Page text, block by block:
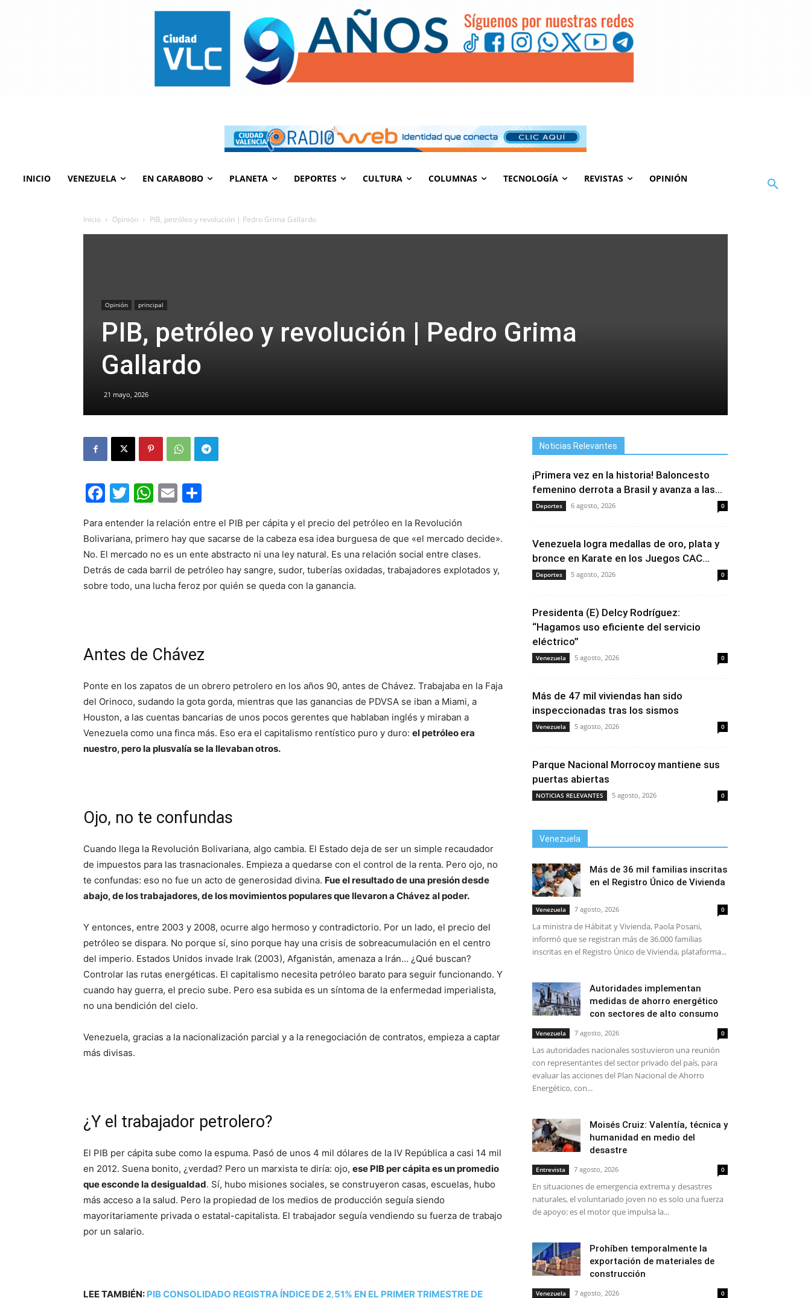
INICIO VENEZUELA EN CARABOBO PLANETA DEPORTES CULTURA COLUMNAS TECNOLOGÍA REVISTAS OPINIÓN
Inicio Opinión PIB, petróleo y revolución | Pedro Grima Gallardo
Opinión principal
PIB, petróleo y revolución | Pedro Grima
Gallardo
21 mayo, 2026
Facebook
Twitter
WhatsApp
Email
Para entender la relación entre el PIB per cápita y el precio del petróleo en la Revolución
Bolivariana, primero hay que sacarse de la cabeza esa idea burguesa de que «el mercado decide».
No. El mercado no es un ente abstracto ni una ley natural. Es una relación social entre clases.
Detrás de cada barril de petróleo hay sangre, sudor, tuberías oxidadas, trabajadores explotados y,
sobre todo, una lucha feroz por quién se queda con la ganancia.
Antes de Chávez
Ponte en los zapatos de un obrero petrolero en los años 90, antes de Chávez. Trabajaba en la Faja
del Orinoco, sudando la gota gorda, mientras que las ganancias de PDVSA se iban a Miami, a
Houston, a las cuentas bancarias de unos pocos gerentes que hablaban inglés y miraban a
Venezuela como una finca más. Eso era el capitalismo rentístico puro y duro: el petróleo era
nuestro, pero la plusvalía se la llevaban otros.
Ojo, no te confundas
Cuando llega la Revolución Bolivariana, algo cambia. El Estado deja de ser un simple recaudador
de impuestos para las trasnacionales. Empieza a quedarse con el control de la renta. Pero ojo, no
te confundas: eso no fue un acto de generosidad divina. Fue el resultado de una presión desde
abajo, de los trabajadores, de los movimientos populares que llevaron a Chávez al poder.
Y entonces, entre 2003 y 2008, ocurre algo hermoso y contradictorio. Por un lado, el precio del
petróleo se dispara. No porque sí, sino porque hay una crisis de sobreacumulación en el centro
del imperio. Estados Unidos invade Irak (2003), Afganistán, amenaza a Irán… ¿Qué buscan?
Controlar las rutas energéticas. El capitalismo necesita petróleo barato para seguir funcionando. Y
cuando hay guerra, el precio sube. Pero esa subida es un síntoma de la enfermedad imperialista,
no una bendición del cielo.
Venezuela, gracias a la nacionalización parcial y a la renegociación de contratos, empieza a captar
más divisas.
¿Y el trabajador petrolero?
El PIB per cápita sube como la espuma. Pasó de unos 4 mil dólares de la IV República a casi 14 mil
en 2012. Suena bonito, ¿verdad? Pero un marxista te diría: ojo, ese PIB per cápita es un promedio
que esconde la desigualdad. Sí, hubo misiones sociales, se construyeron casas, escuelas, hubo
más acceso a la salud. Pero la propiedad de los medios de producción seguía siendo
mayoritariamente privada o estatal-capitalista. El trabajador seguía vendiendo su fuerza de trabajo
por un salario.
LEE TAMBIÉN: PIB CONSOLIDADO REGISTRA ÍNDICE DE 2,51% EN EL PRIMER TRIMESTRE DE
Noticias Relevantes
¡Primera vez en la historia! Baloncesto
femenino derrota a Brasil y avanza a las...
Deportes 6 agosto, 2026 0
Venezuela logra medallas de oro, plata y
bronce en Karate en los Juegos CAC...
Deportes 5 agosto, 2026 0
Presidenta (E) Delcy Rodríguez:
“Hagamos uso eficiente del servicio
eléctrico”
Venezuela 5 agosto, 2026 0
Más de 47 mil viviendas han sido
inspeccionadas tras los sismos
Venezuela 5 agosto, 2026 0
Parque Nacional Morrocoy mantiene sus
puertas abiertas
NOTICIAS RELEVANTES 5 agosto, 2026 0
Venezuela
Más de 36 mil familias inscritas
en el Registro Único de Vivienda
Venezuela 7 agosto, 2026 0
La ministra de Hábitat y Vivienda, Paola Posani,
informó que se registran más de 36.000 familias
inscritas en el Registro Único de Vivienda, plataforma...
Autoridades implementan
medidas de ahorro energético
con sectores de alto consumo
Venezuela 7 agosto, 2026 0
Las autoridades nacionales sostuvieron una reunión
con representantes del sector privado del país, para
evaluar las acciones del Plan Nacional de Ahorro
Energético, con...
Moisés Cruiz: Valentía, técnica y
humanidad en medio del
desastre
Entrevista 7 agosto, 2026 0
En situaciones de emergencia extrema y desastres
naturales, el voluntariado joven no es solo una fuerza
de apoyo: es el motor que impulsa la...
Prohíben temporalmente la
exportación de materiales de
construcción
Venezuela 7 agosto, 2026 0